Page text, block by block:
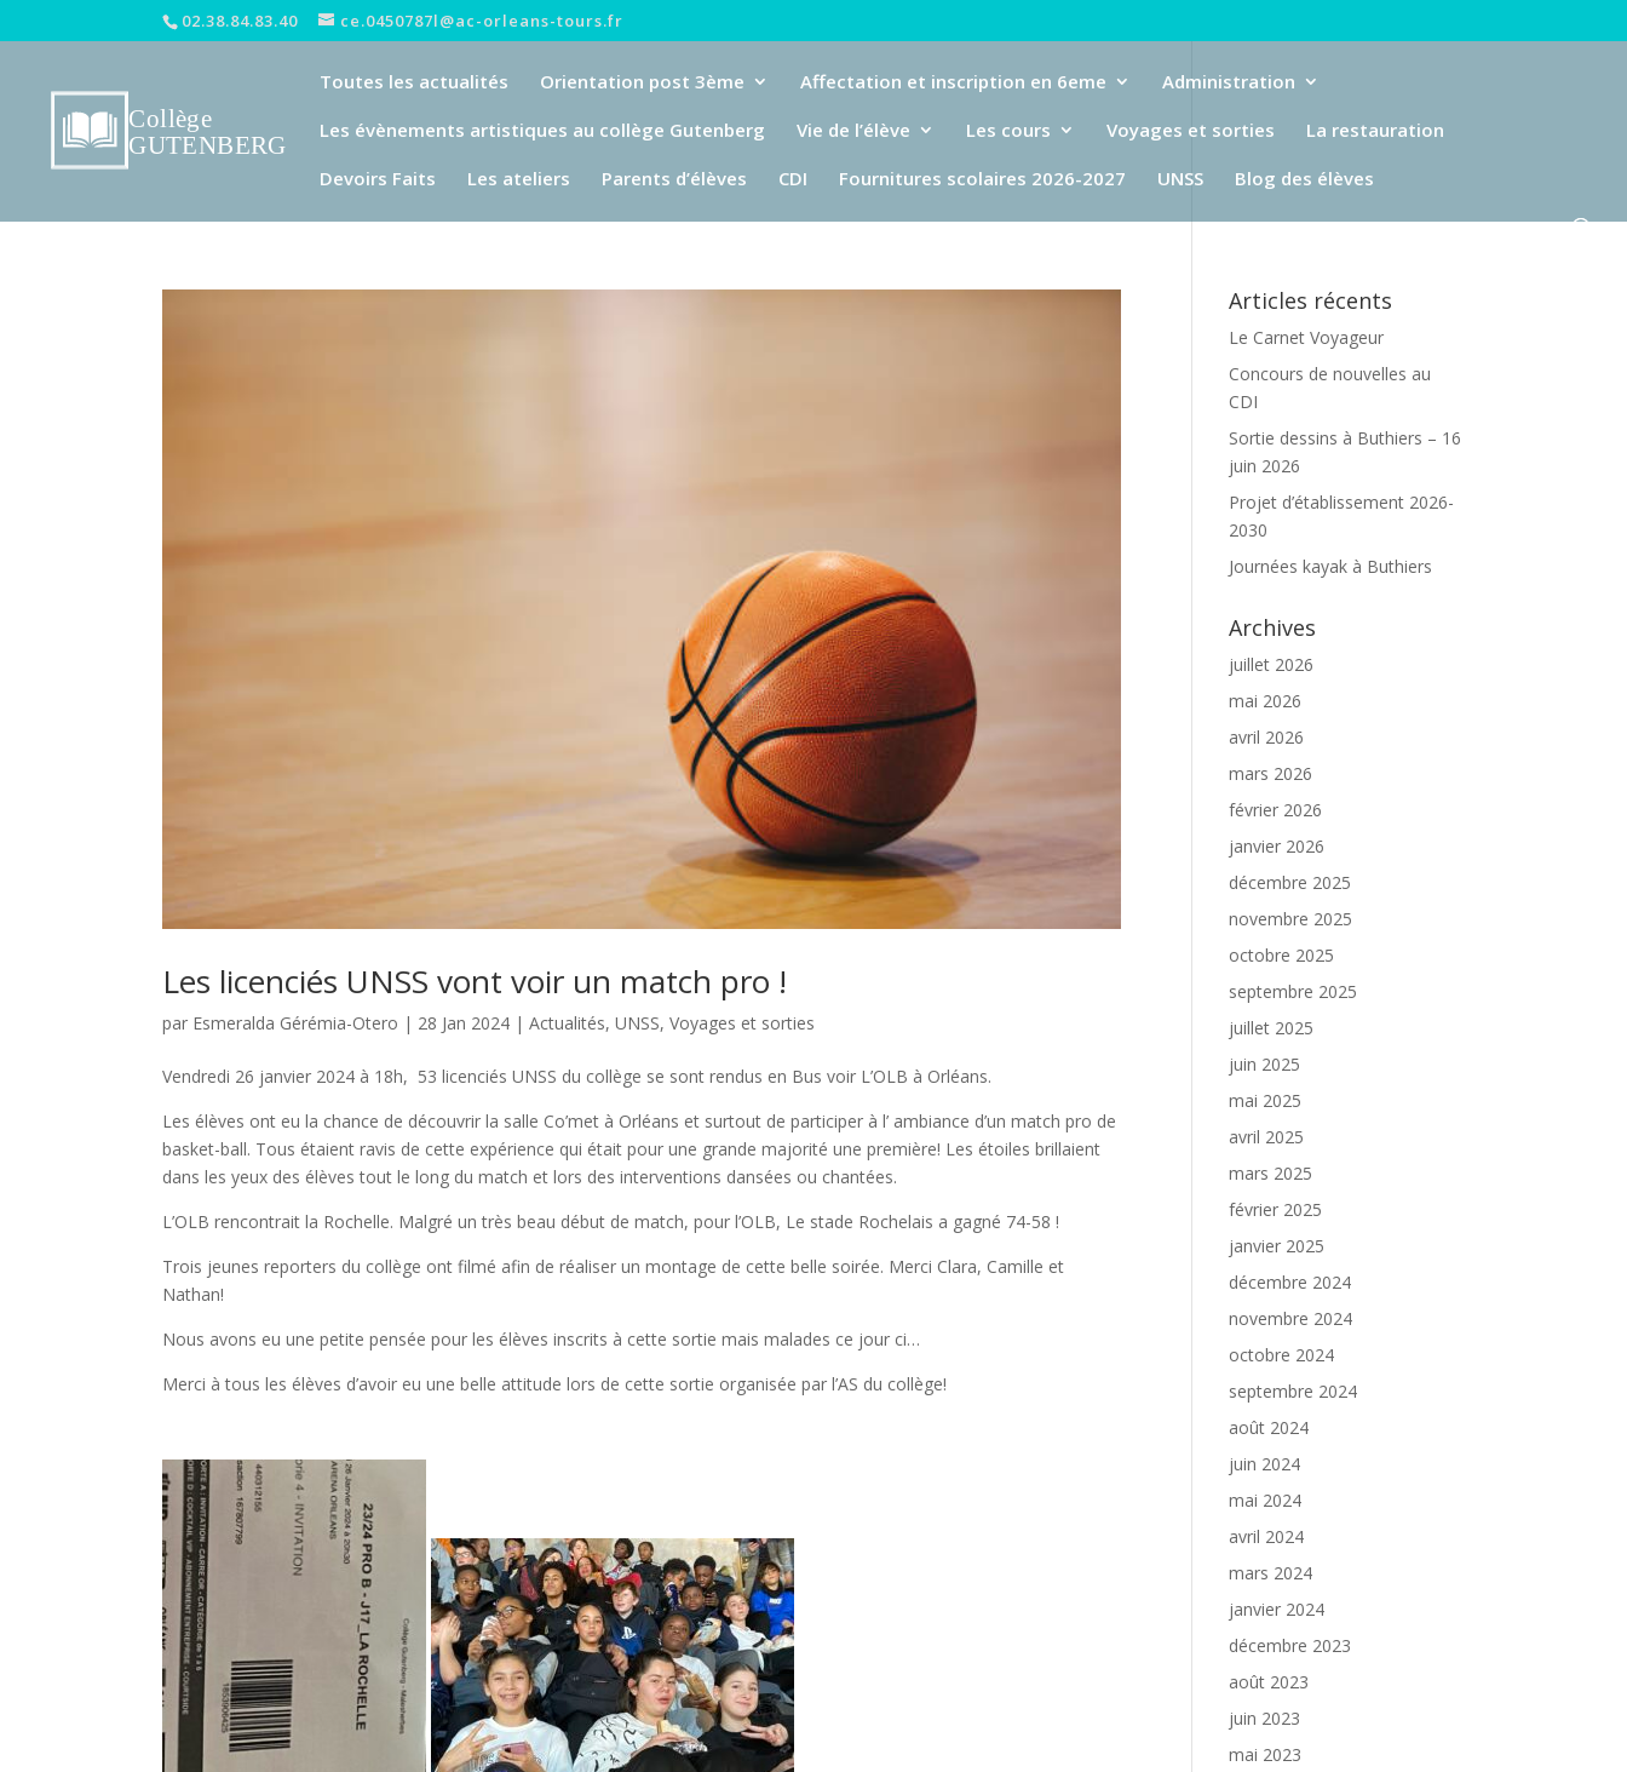
02.38.84.83.40 ce.0450787l@ac-orleans-tours.fr
Toutes les actualités Orientation post 3ème Affectation et inscription en 6eme
Administration
Les évènements artistiques au collège Gutenberg
Vie de l’élève Les cours Voyages et sorties
La restauration
Devoirs Faits
Les ateliers Parents d’élèves CDI Fournitures scolaires 2026-2027 UNSS Blog des élèves
Les licenciés UNSS vont voir un match pro !
par Esmeralda Gérémia-Otero | 28 Jan 2024 |Actualités,UNSS,Voyages et sorties
Vendredi 26 janvier 2024 à 18h, 53 licenciés UNSS du collège se sont rendus en Bus voir L’OLB à Orléans.
Les élèves ont eu la chance de découvrir la salle Co’met à Orléans et surtout de participer à l’ ambiance d’un match pro de
basket-ball. Tous étaient ravis de cette expérience qui était pour une grande majorité une première! Les étoiles brillaient
dans les yeux des élèves tout le long du match et lors des interventions dansées ou chantées.
L’OLB rencontrait la Rochelle. Malgré un très beau début de match, pour l’OLB, Le stade Rochelais a gagné 74-58 !
Trois jeunes reporters du collège ont filmé afin de réaliser un montage de cette belle soirée. Merci Clara, Camille et
Nathan!
Nous avons eu une petite pensée pour les élèves inscrits à cette sortie mais malades ce jour ci…
Merci à tous les élèves d’avoir eu une belle attitude lors de cette sortie organisée par l’AS du collège!
Articles récents
Le Carnet Voyageur
Concours de nouvelles au
CDI
Sortie dessins à Buthiers – 16
juin 2026
Projet d’établissement 2026-
2030
Journées kayak à Buthiers
Archives
juillet 2026
mai 2026
avril 2026
mars 2026
février 2026
janvier 2026
décembre 2025
novembre 2025
octobre 2025
septembre 2025
juillet 2025
juin 2025
mai 2025
avril 2025
mars 2025
février 2025
janvier 2025
décembre 2024
novembre 2024
octobre 2024
septembre 2024
août 2024
juin 2024
mai 2024
avril 2024
mars 2024
janvier 2024
décembre 2023
août 2023
juin 2023
mai 2023